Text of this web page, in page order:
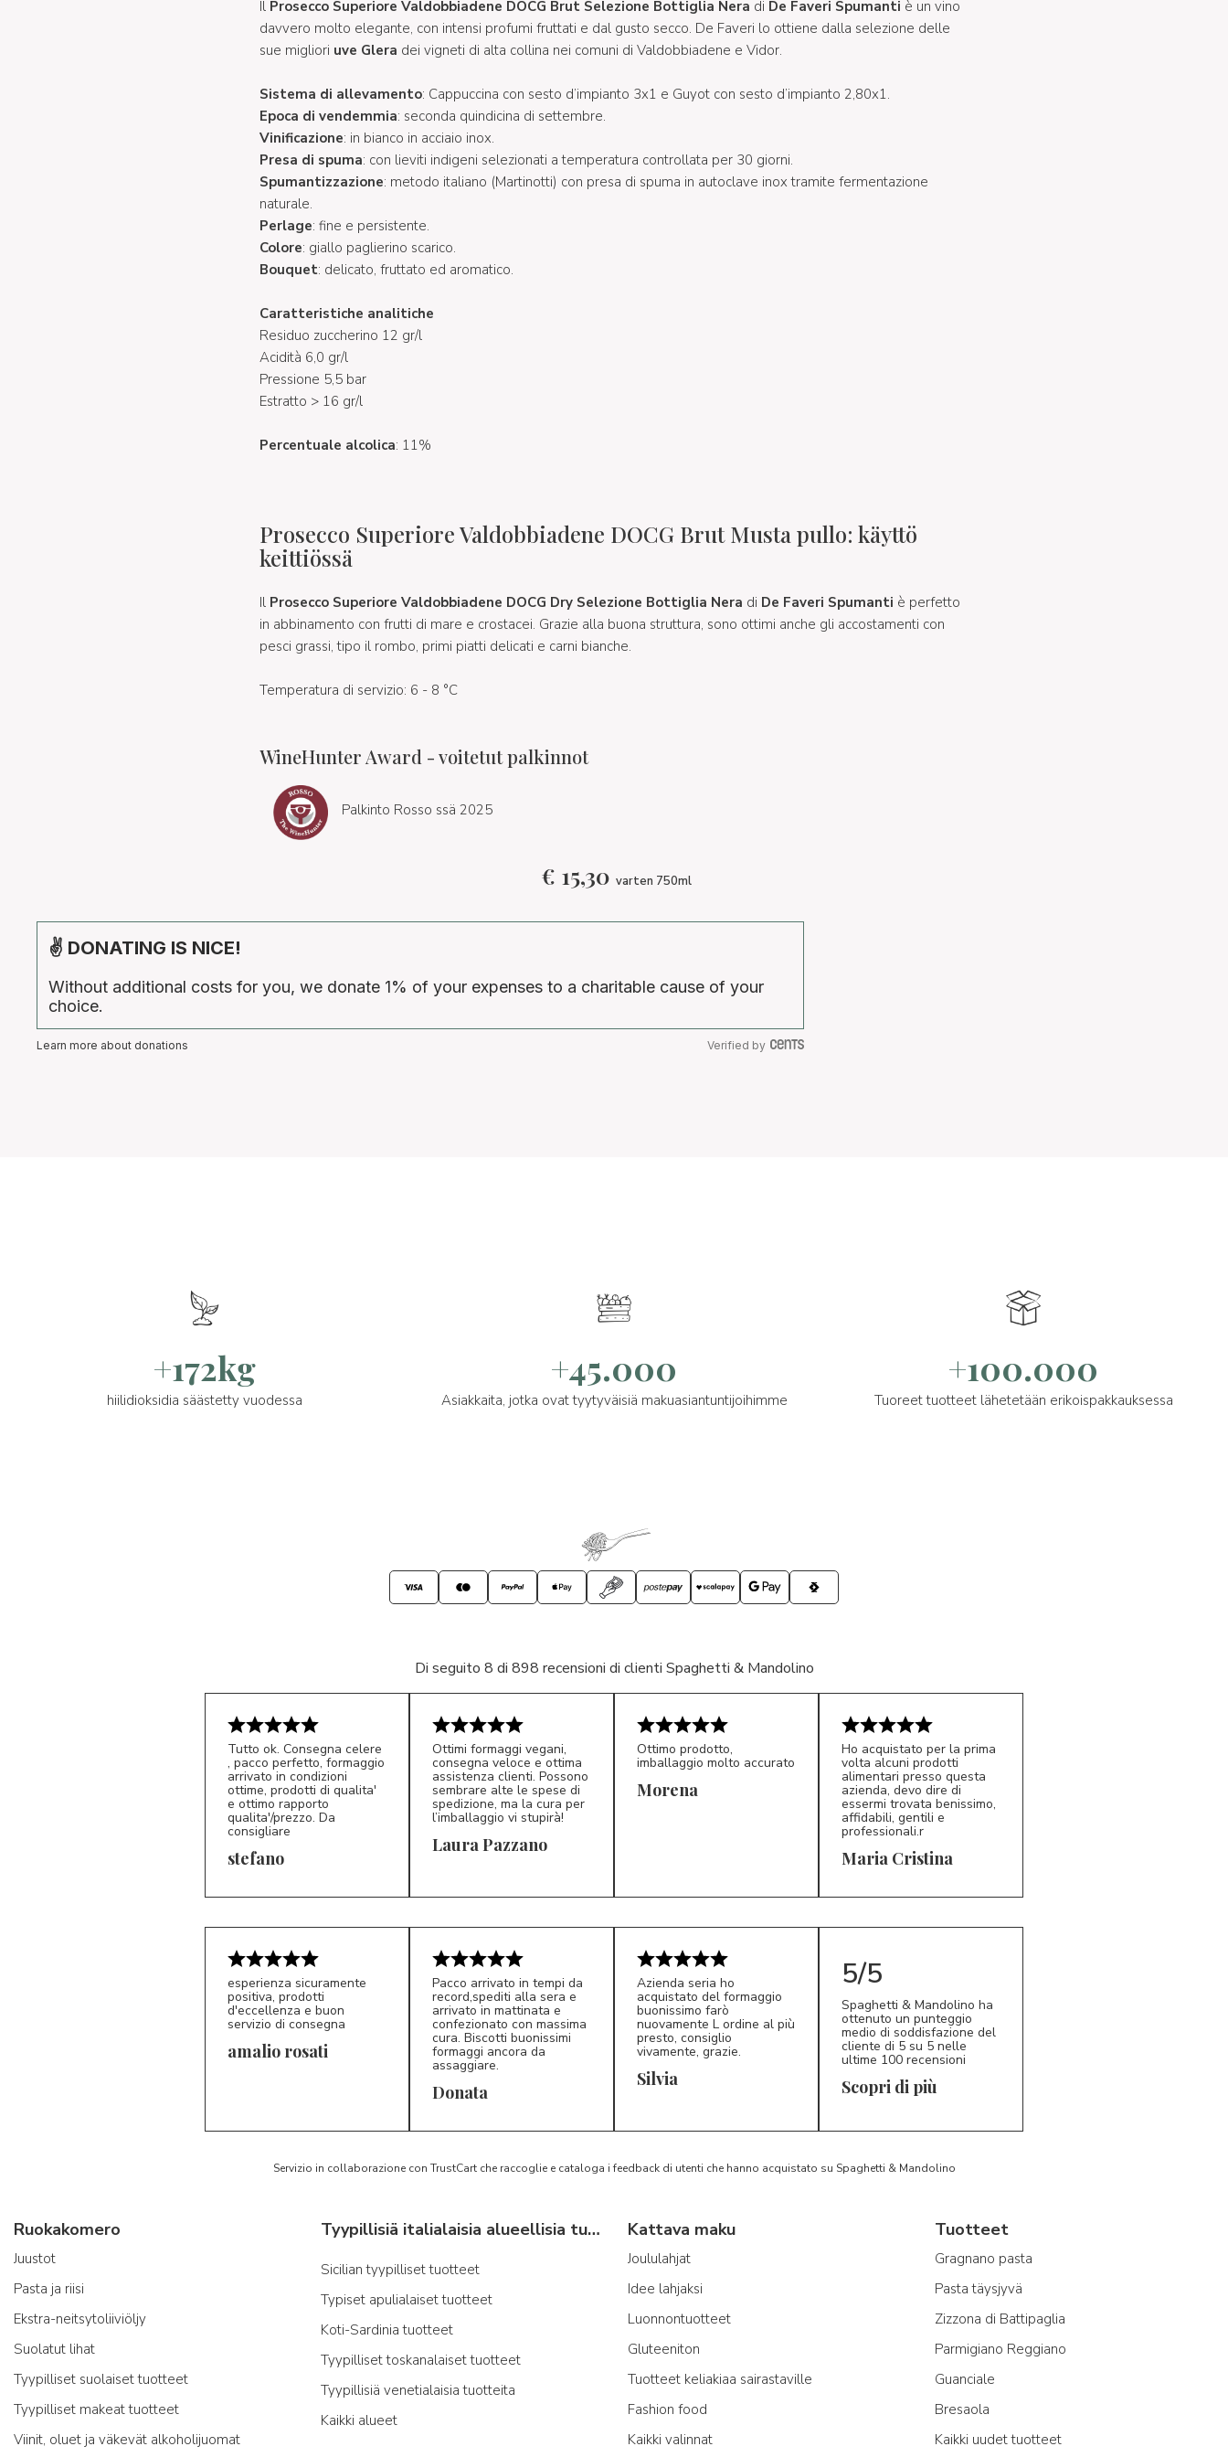
Il Prosecco Superiore Valdobbiadene DOCG Brut Selezione Bottiglia Nera di De Faveri Spumanti è un vino
davvero molto elegante, con intensi profumi fruttati e dal gusto secco. De Faveri lo ottiene dalla selezione delle
sue migliori uve Glera dei vigneti di alta collina nei comuni di Valdobbiadene e Vidor.
Sistema di allevamento: Cappuccina con sesto d’impianto 3x1 e Guyot con sesto d’impianto 2,80x1.
Epoca di vendemmia: seconda quindicina di settembre.
Vinificazione: in bianco in acciaio inox.
Presa di spuma: con lieviti indigeni selezionati a temperatura controllata per 30 giorni.
Spumantizzazione: metodo italiano (Martinotti) con presa di spuma in autoclave inox tramite fermentazione
naturale.
Perlage: fine e persistente.
Colore: giallo paglierino scarico.
Bouquet: delicato, fruttato ed aromatico.
Caratteristiche analitiche
Residuo zuccherino 12 gr/l
Acidità 6,0 gr/l
Pressione 5,5 bar
Estratto > 16 gr/l
Percentuale alcolica: 11%
Prosecco Superiore Valdobbiadene DOCG Brut Musta pullo: käyttö
keittiössä
Il Prosecco Superiore Valdobbiadene DOCG Dry Selezione Bottiglia Nera di De Faveri Spumanti è perfetto
in abbinamento con frutti di mare e crostacei. Grazie alla buona struttura, sono ottimi anche gli accostamenti con
pesci grassi, tipo il rombo, primi piatti delicati e carni bianche.
Temperatura di servizio: 6 - 8 °C
WineHunter Award - voitetut palkinnot
Palkinto Rosso ssä 2025
€ 15,30 varten 750ml
✌ DONATING IS NICE!
Without additional costs for you, we donate 1% of your expenses to a charitable cause of your
choice.
Learn more about donations Verified by
+172kg
hiilidioksidia säästetty vuodessa
+45.000
Asiakkaita, jotka ovat tyytyväisiä makuasiantuntijoihimme
+100.000
Tuoreet tuotteet lähetetään erikoispakkauksessa
Di seguito 8 di 898 recensioni di clienti Spaghetti & Mandolino
S*
Tutto ok. Consegna celere
, pacco perfetto, formaggio
arrivato in condizioni
ottime, prodotti di qualita'
e ottimo rapporto
qualita'/prezzo. Da
consigliare
stefano LP 5/5
Ottimi formaggi vegani,
consegna veloce e ottima
assistenza clienti. Possono
sembrare alte le spese di
spedizione, ma la cura per
l’imballaggio vi stupirà!
Laura Pazzano
Ottimo prodotto,
imballaggio molto accurato
Morena
MC 5/5
Ho acquistato per la prima
volta alcuni prodotti
alimentari presso questa
azienda, devo dire di
essermi trovata benissimo,
affidabili, gentili e
professionali.r
Maria Cristina
esperienza sicuramente
positiva, prodotti
d'eccellenza e buon
servizio di consegna
amalio rosati
D*
Pacco arrivato in tempi da
record,spediti alla sera e
arrivato in mattinata e
confezionato con massima
cura. Biscotti buonissimi
formaggi ancora da
assaggiare.
Donata S*
Azienda seria ho
acquistato del formaggio
buonissimo farò
nuovamente L ordine al più
presto, consiglio
vivamente, grazie.
Silvia
5/5
Spaghetti & Mandolino ha
ottenuto un punteggio
medio di soddisfazione del
cliente di 5 su 5 nelle
ultime 100 recensioni
Scopri di più
Servizio in collaborazione con TrustCart che raccoglie e cataloga i feedback di utenti che hanno acquistato su Spaghetti & Mandolino
Ruokakomero
Juustot
Pasta ja riisi
Ekstra-neitsytoliiviöljy
Suolatut lihat
Tyypilliset suolaiset tuotteet
Tyypilliset makeat tuotteet
Viinit, oluet ja väkevät alkoholijuomat
Tyypillisiä italialaisia alueellisia tuotteita
Sicilian tyypilliset tuotteet
Typiset apulialaiset tuotteet
Koti-Sardinia tuotteet
Tyypilliset toskanalaiset tuotteet
Tyypillisiä venetialaisia tuotteita
Kaikki alueet
Kattava maku
Joululahjat
Idee lahjaksi
Luonnontuotteet
Gluteeniton
Tuotteet keliakiaa sairastaville
Fashion food
Kaikki valinnat
Tuotteet
Gragnano pasta
Pasta täysjyvä
Zizzona di Battipaglia
Parmigiano Reggiano
Guanciale
Bresaola
Kaikki uudet tuotteet